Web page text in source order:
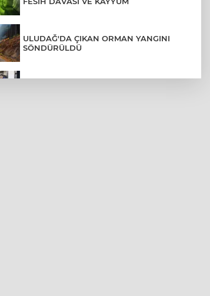
ULUDAĞ'DA ÇIKAN ORMAN YANGINI
SÖNDÜRÜLDÜ